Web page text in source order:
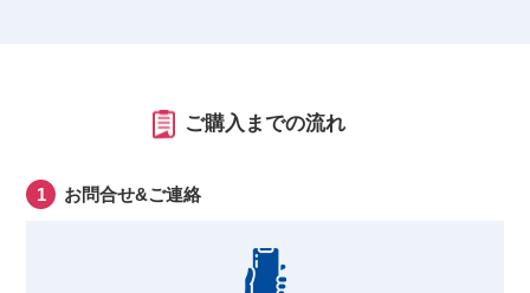
ご購入までの流れ
お問合せ&ご連絡